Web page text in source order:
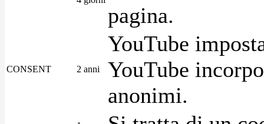
pagina.
CONSENT 2 anni
YouTube
YouTube
anonimi.